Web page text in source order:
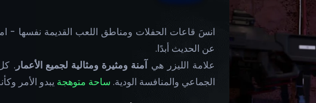
انسَ قاعات الحفلات ومناطق اللعب القديمة نفسها -
عن الحديث أبدًا.
علامة الليزر هي آمنة ومثيرة ومثالية لجميع الأعمار.
الجماعي والمنافسة الودية. ساحة متوهجة يبدو الأمر